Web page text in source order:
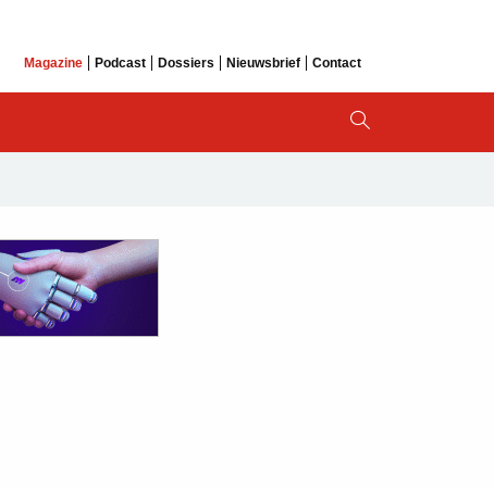
Magazine Podcast Dossiers Nieuwsbrief Contact